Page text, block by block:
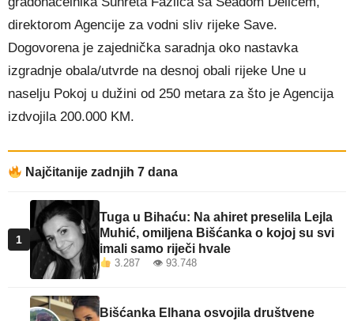
direktorom Agencije za vodni sliv rijeke Save.
Dogovorena je zajednička saradnja oko nastavka
izgradnje obala/utvrde na desnoj obali rijeke Une u
naselju Pokoj u dužini od 250 metara za što je Agencija
izdvojila 200.000 KM.
Najčitanije zadnjih 7 dana
1
Tuga u Bihaću: Na ahiret preselila Lejla
Muhić, omiljena Bišćanka o kojoj su svi
imali samo riječi hvale
3.287 👁 93.748
Bišćanka Elhana osvojila društvene